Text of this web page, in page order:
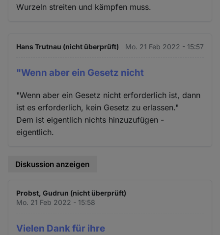
Wurzeln streiten und kämpfen muss.
Hans Trutnau (nicht überprüft) Mo. 21 Feb 2022 - 15:57
"Wenn aber ein Gesetz nicht
"Wenn aber ein Gesetz nicht erforderlich ist, dann
ist es erforderlich, kein Gesetz zu erlassen."
Dem ist eigentlich nichts hinzuzufügen -
eigentlich.
Diskussion anzeigen
Probst, Gudrun (nicht überprüft)
Mo. 21 Feb 2022 - 15:58
Vielen Dank für ihre